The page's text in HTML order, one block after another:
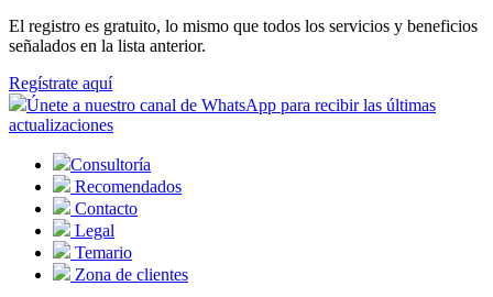
El registro es gratuito, lo mismo que todos los servicios y beneficios
señalados en la lista anterior.
Regístrate aquí
Únete a nuestro canal de WhatsApp para recibir las últimas
actualizaciones
Consultoría
Recomendados
Contacto
Legal
Temario
Zona de clientes